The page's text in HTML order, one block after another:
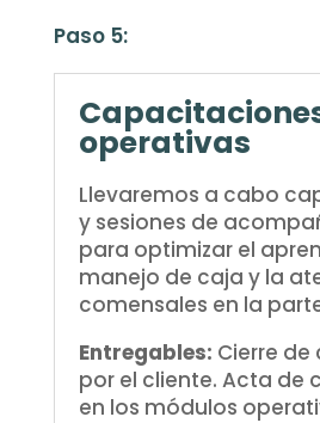
Paso 5:
operativas
Llevaremos a cabo
y sesiones de
para optimizar el
manejo de caja y la
comensales en la
Entregables: Cierre
por el cliente. Acta de
en los módulos